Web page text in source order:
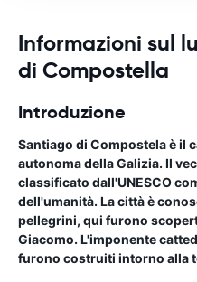
Informazioni sul
di Compostella
Introduzione
Santiago di Compostela è il
autonoma della Galizia. Il
classificato dall'UNESCO
dell'umanità. La città è
pellegrini, qui furono
Giacomo. L'imponente
furono costruiti intorno alla